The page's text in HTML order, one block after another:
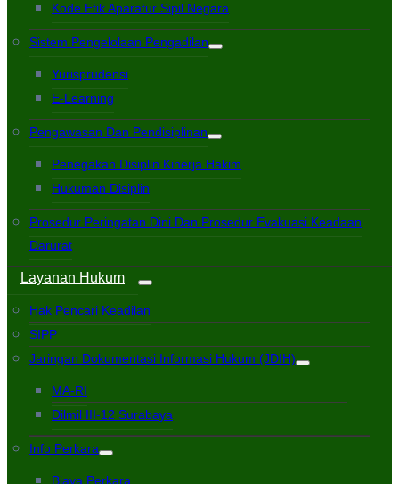
Kode Etik Aparatur Sipil Negara
Sistem Pengelolaan Pengadilan
Yurisprudensi
E-Learning
Pengawasan Dan Pendisiplinan
Penegakan Disiplin Kinerja Hakim
Hukuman Disiplin
Prosedur Peringatan Dini Dan Prosedur Evakuasi Keadaan
Darurat
Layanan Hukum
Hak Pencari Keadilan
SIPP
Jaringan Dokumentasi Informasi Hukum (JDIH)
MA-RI
Dilmil III-12 Surabaya
Info Perkara
Biaya Perkara